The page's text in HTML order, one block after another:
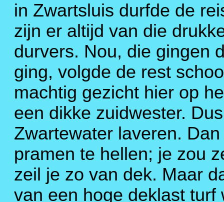
in Zwartsluis durfde de
zijn er altijd van die
durvers. Nou, die gingen
ging, volgde de rest
machtig gezicht hier op
een dikke zuidwester.
Zwartewater laveren.
pramen te hellen; je zou
zeil je zo van dek. Maar
van een hoge deklast